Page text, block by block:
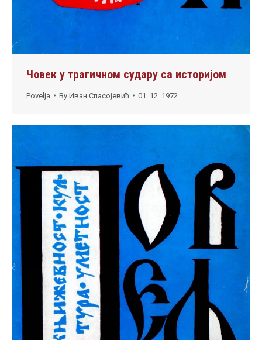
Човек у трагичном судару са историјом
Povelja By Иван Спасојевић 01. 12. 1972.